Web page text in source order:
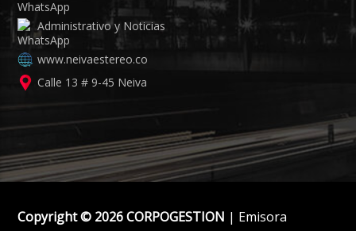
Administrativo y Noticias
www.neivaestereo.co
Calle 13 # 9-45 Neiva
Copyright © 2026 CORPOGESTION | Emisora